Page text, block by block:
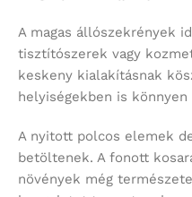
A magas állószekrények
tisztítószerek vagy
keskeny kialakításnak
helyiségekben is
A nyitott polcos elemek
betöltenek. A fonott
növények még